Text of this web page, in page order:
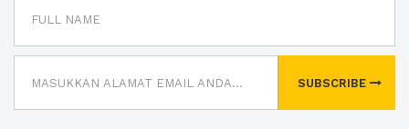
SUBSCRIBE